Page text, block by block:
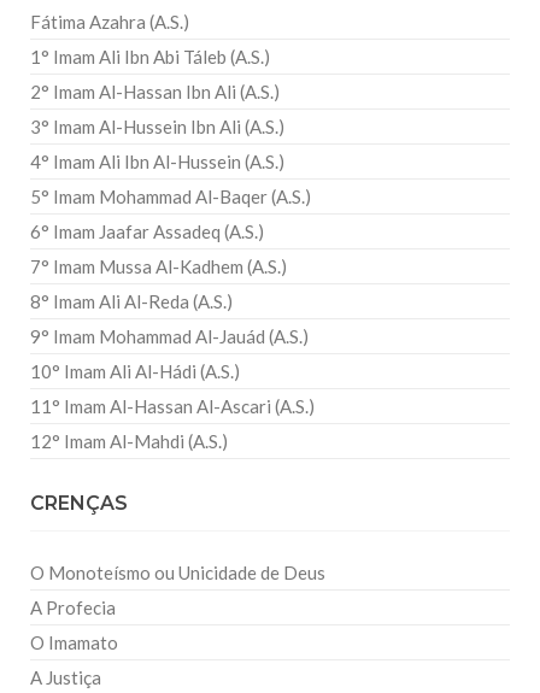
Fátima Azahra (A.S.)
1° Imam Ali Ibn Abi Táleb (A.S.)
2° Imam Al-Hassan Ibn Ali (A.S.)
3° Imam Al-Hussein Ibn Ali (A.S.)
4° Imam Ali Ibn Al-Hussein (A.S.)
5° Imam Mohammad Al-Baqer (A.S.)
6° Imam Jaafar Assadeq (A.S.)
7° Imam Mussa Al-Kadhem (A.S.)
8° Imam Ali Al-Reda (A.S.)
9° Imam Mohammad Al-Jauád (A.S.)
10° Imam Ali Al-Hádi (A.S.)
11° Imam Al-Hassan Al-Ascari (A.S.)
12° Imam Al-Mahdi (A.S.)
CRENÇAS
O Monoteísmo ou Unicidade de Deus
A Profecia
O Imamato
A Justiça